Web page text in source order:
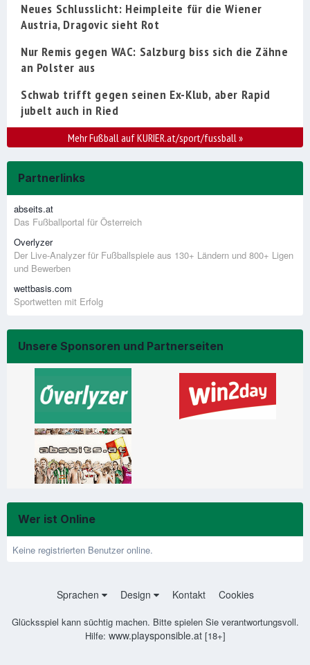
Neues Schlusslicht: Heimpleite für die Wiener
Austria, Dragovic sieht Rot
Nur Remis gegen WAC: Salzburg biss sich die Zähne
an Polster aus
Schwab trifft gegen seinen Ex-Klub, aber Rapid
jubelt auch in Ried
Mehr Fußball auf KURIER.at/sport/fussball»
Partnerlinks
abseits.at
Das Fußballportal für Österreich
Overlyzer
Der Live-Analyzer für Fußballspiele aus 130+ Ländern und 800+ Ligen
und Bewerben
wettbasis.com
Sportwetten mit Erfolg
Unsere Sponsoren und Partnerseiten
Wer ist Online
Keine registrierten Benutzer online.
Sprachen Design Kontakt Cookies
Glücksspiel kann süchtig machen. Bitte spielen Sie verantwortungsvoll.
Hilfe: www.playsponsible.at[18+]